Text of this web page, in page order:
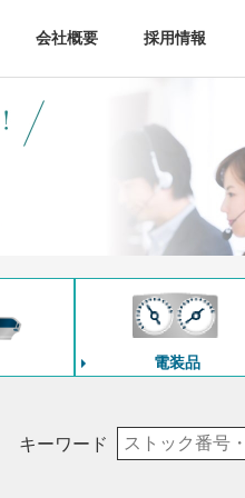
会社概要 採用情報
電装品
キーワード